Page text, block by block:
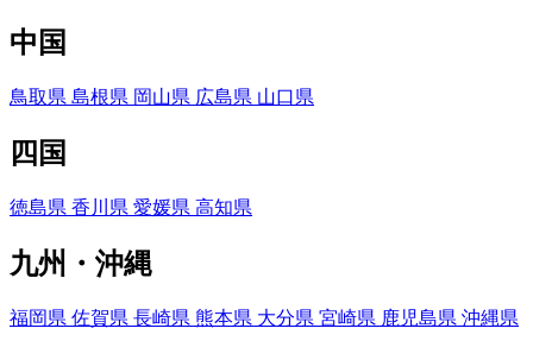
中国
鳥取県 島根県 岡山県 広島県 山口県
四国
徳島県 香川県 愛媛県 高知県
九州・沖縄
福岡県 佐賀県 長崎県 熊本県 大分県 宮崎県 鹿児島県 沖縄県